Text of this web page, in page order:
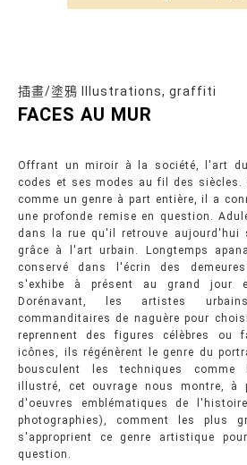
插畫/塗鴉 Illustrations, graffiti
FACES AU MUR
Offrant un miroir à la société, l'art
codes et ses modes au fil des siècles.
comme un genre à part entière, il a
une profonde remise en question.
dans la rue qu'il retrouve aujourd'hui
grâce à l'art urbain. Longtemps
conservé dans l'écrin des
s'exhibe à présent au grand
Dorénavant, les artistes
commanditaires de naguère pour
reprennent des figures célèbres ou
icônes, ils régénèrent le genre du
bousculent les techniques comme
illustré, cet ouvrage nous montre, à
d'oeuvres emblématiques de
photographies), comment les plus
s'approprient ce genre artistique
question.